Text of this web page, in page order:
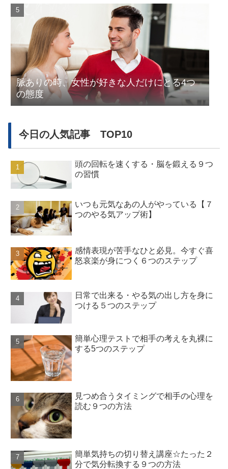
脈ありの時、女性が好きな人だけにとる4つ
の態度
今日の人気記事 TOP10
頭の回転を速くする・脳を鍛える９つ
の習慣
いつも元気なあの人がやっている【７
つのやる気アップ術】
感情表現が苦手なひと必見。今すぐ喜
怒哀楽が身につく６つのステップ
日常で出来る・やる気の出し方を身に
つける５つのステップ
簡単心理テストで相手の考えを丸裸に
する5つのステップ
見つめ合うタイミングで相手の心理を
読む９つの方法
簡単気持ちの切り替え講座☆たった２
分で気分転換する９つの方法